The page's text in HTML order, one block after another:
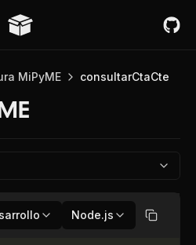
MiPyME consultarCtaCte
Node.js Copiar